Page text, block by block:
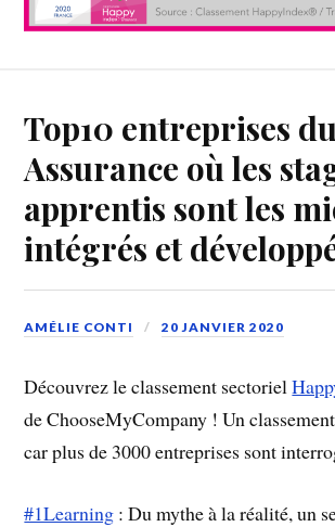
Top10 entreprises
Assurance où les
apprentis sont les
intégrés et
AMÉLIE CONTI 20 JANVIER 2020
Découvrez le classement sectoriel
de ChooseMyCompany ! Un
car plus de 3000 entreprises sont
#1Learning : Du mythe à la réalité, un